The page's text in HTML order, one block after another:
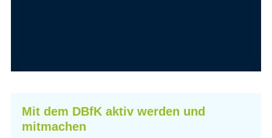
Mit dem DBfK aktiv werden und
mitmachen